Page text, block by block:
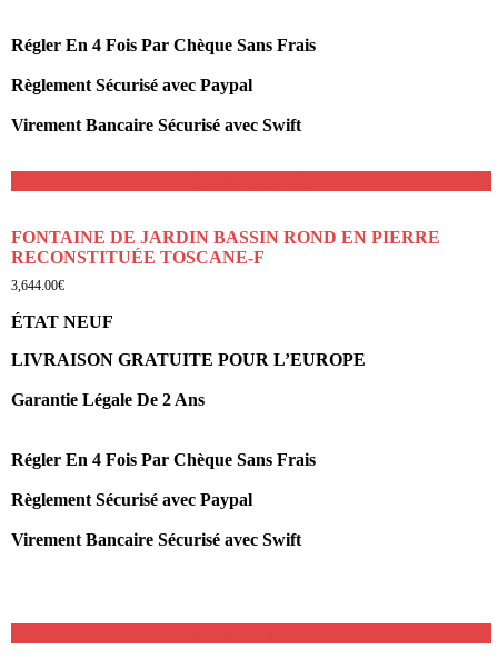
Régler En 4 Fois Par Chèque Sans Frais
Règlement Sécurisé avec Paypal
Virement Bancaire Sécurisé avec Swift
FONTAINE DE JARDIN BASSIN ROND EN PIERRE
RECONSTITUÉE TOSCANE-F
3,644.00€
ÉTAT NEUF
LIVRAISON GRATUITE POUR L’EUROPE
Garantie Légale De 2 Ans
Régler En 4 Fois Par Chèque Sans Frais
Règlement Sécurisé avec Paypal
Virement Bancaire Sécurisé avec Swift